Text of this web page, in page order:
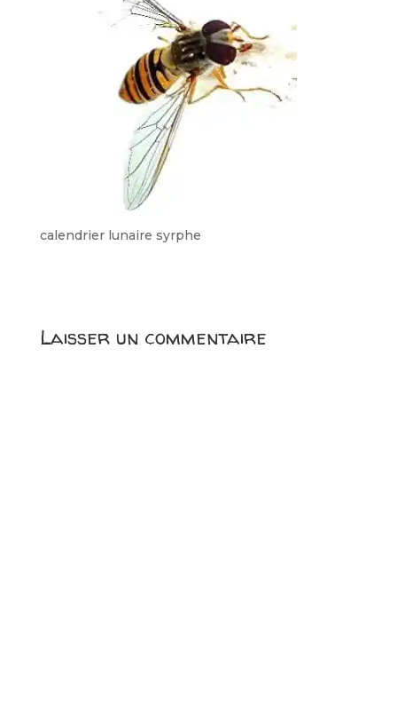
calendrier lunaire syrphe
Laisser un commentaire